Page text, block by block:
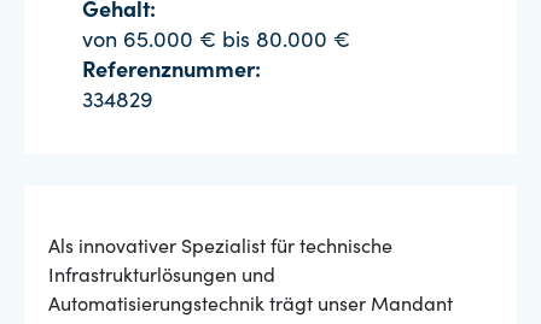
Gehalt:
von 65.000 € bis 80.000 €
Referenznummer:
334829
Als innovativer Spezialist für technische
Infrastrukturlösungen und
Automatisierungstechnik trägt unser Mandant